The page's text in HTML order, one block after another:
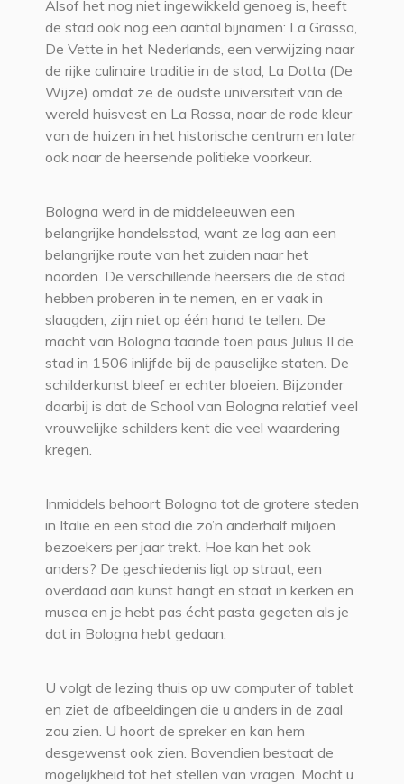
Alsof het nog niet ingewikkeld genoeg is, heeft
de stad ook nog een aantal bijnamen: La Grassa,
De Vette in het Nederlands, een verwijzing naar
de rijke culinaire traditie in de stad, La Dotta (De
Wijze) omdat ze de oudste universiteit van de
wereld huisvest en La Rossa, naar de rode kleur
van de huizen in het historische centrum en later
ook naar de heersende politieke voorkeur.
Bologna werd in de middeleeuwen een
belangrijke handelsstad, want ze lag aan een
belangrijke route van het zuiden naar het
noorden. De verschillende heersers die de stad
hebben proberen in te nemen, en er vaak in
slaagden, zijn niet op één hand te tellen. De
macht van Bologna taande toen paus Julius II de
stad in 1506 inlijfde bij de pauselijke staten. De
schilderkunst bleef er echter bloeien. Bijzonder
daarbij is dat de School van Bologna relatief veel
vrouwelijke schilders kent die veel waardering
kregen.
Inmiddels behoort Bologna tot de grotere steden
in Italië en een stad die zo’n anderhalf miljoen
bezoekers per jaar trekt. Hoe kan het ook
anders? De geschiedenis ligt op straat, een
overdaad aan kunst hangt en staat in kerken en
musea en je hebt pas écht pasta gegeten als je
dat in Bologna hebt gedaan.
U volgt de lezing thuis op uw computer of tablet
en ziet de afbeeldingen die u anders in de zaal
zou zien. U hoort de spreker en kan hem
desgewenst ook zien. Bovendien bestaat de
mogelijkheid tot het stellen van vragen. Mocht u